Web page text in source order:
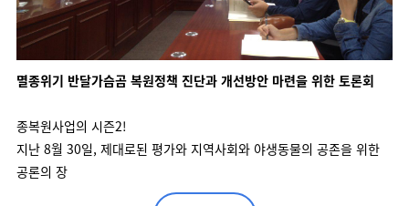
멸종위기 반달가슴곰 복원정책 진단과 개선방안 마련을 위한 토론회
종복원사업의 시즌2!
지난 8월 30일, 제대로된 평가와 지역사회와 야생동물의 공존을 위한
공론의 장